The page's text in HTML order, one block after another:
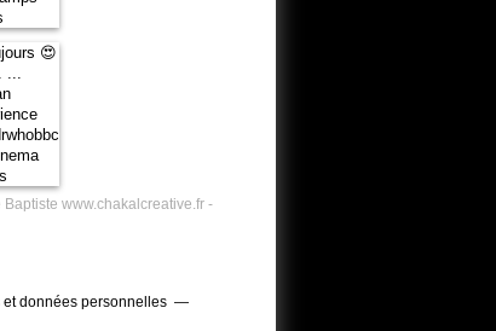
www.chakalcreative.fr -
et données personnelles